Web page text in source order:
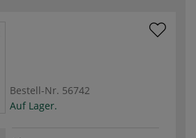
Bestell-Nr. 56742
Auf Lager.